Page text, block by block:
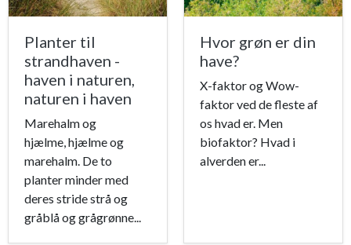
Planter til
strandhaven -
haven i naturen,
naturen i haven
Marehalm og
hjælme, hjælme og
marehalm. De to
planter minder med
deres stride strå og
gråblå og grågrønne...
Hvor grøn er din
have?
X-faktor og Wow-
faktor ved de fleste af
os hvad er. Men
biofaktor? Hvad i
alverden er...